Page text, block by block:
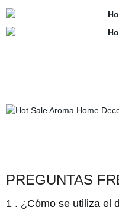
PREGUNTAS
1. ¿Cómo se utiliza el